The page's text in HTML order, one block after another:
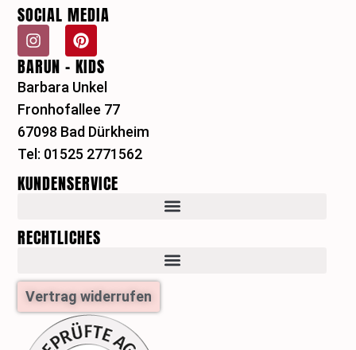
SOCIAL MEDIA
I
n
s
t
a
g
r
a
m
P
i
n
t
e
r
e
s
t
BARUN - KIDS
Barbara Unkel
Fronhofallee 77
67098 Bad Dürkheim
Tel: 01525 2771562
KUNDENSERVICE
RECHTLICHES
Vertrag widerrufen